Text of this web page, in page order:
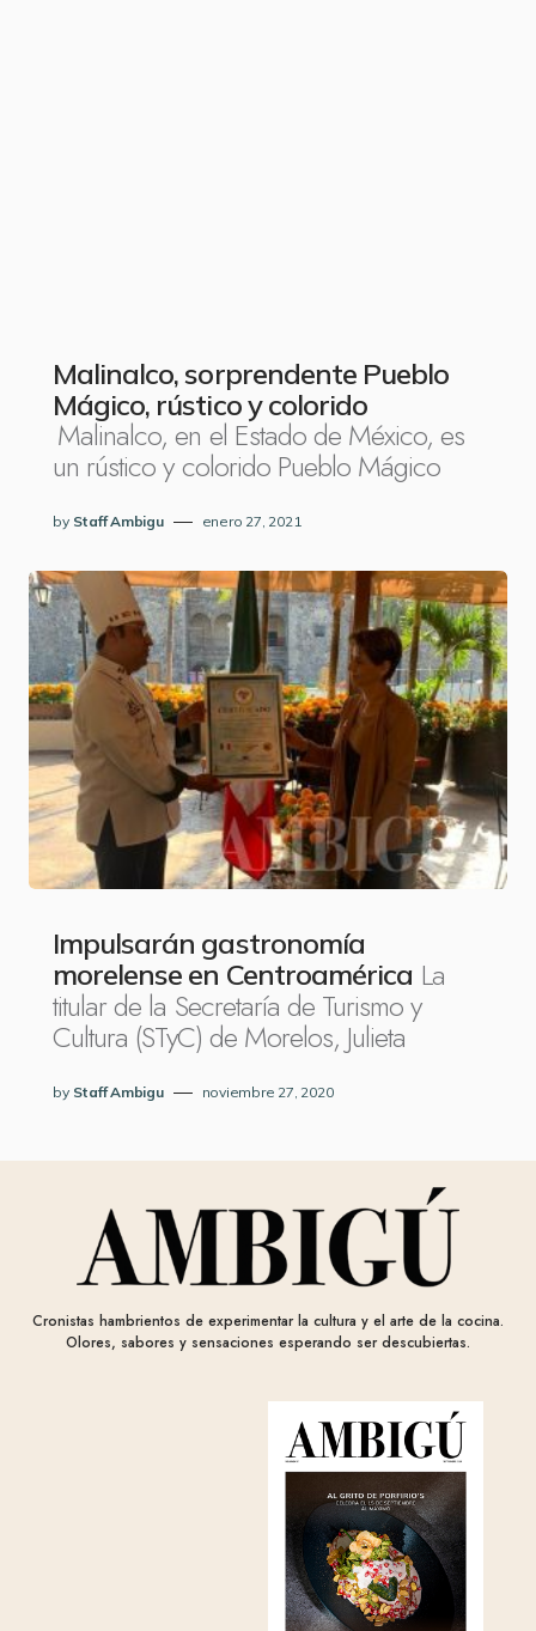
Malinalco, sorprendente Pueblo
Mágico, rústico y colorido
Malinalco, en el Estado de México, es
un rústico y colorido Pueblo Mágico
by Staff Ambigu enero 27, 2021
Impulsarán gastronomía
morelense en Centroamérica La
titular de la Secretaría de Turismo y
Cultura (STyC) de Morelos, Julieta
by Staff Ambigu noviembre 27, 2020
Cronistas hambrientos de experimentar la cultura y el arte de la cocina.
Olores, sabores y sensaciones esperando ser descubiertas.